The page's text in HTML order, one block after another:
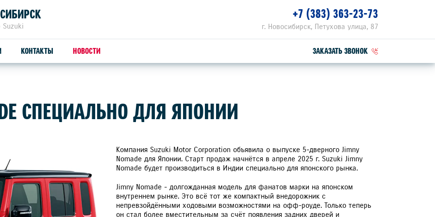
г. Новосибирск, Петухова улица, 87
+7 (383) 363-23-73
ЗАПЧАСТИ И АКСЕССУАРЫ
КУЗОВНЫЕ ЗАПЧАСТИ И РЕМОНТ
УЗНАТЬ СТОИМОСТЬ ДЕТАЛИ
СПЕЦПРЕДЛОЖЕНИЯ
SUZUKI ПРИВИЛЕГИЯ 3+
КОНТАКТЫ НОВОСТИ ЗАКАЗАТЬ ЗВОНОК
СПЕЦИАЛЬНО ДЛЯ ЯПОНИИ
Компания Suzuki Motor Corporation объявила о выпуске 5-дверного Jimny
Nomade для Японии. Старт продаж начнётся в апреле 2025 г. Suzuki Jimny
Nomade будет производиться в Индии специально для японского рынка.
Jimny Nomade - долгожданная модель для фанатов марки на японском
внутреннем рынке. Это всё тот же компактный внедорожник с
непревзойдёнными ходовыми возможностями на офф-роуде. Только теперь
он стал более вместительным за счёт появления задних дверей и